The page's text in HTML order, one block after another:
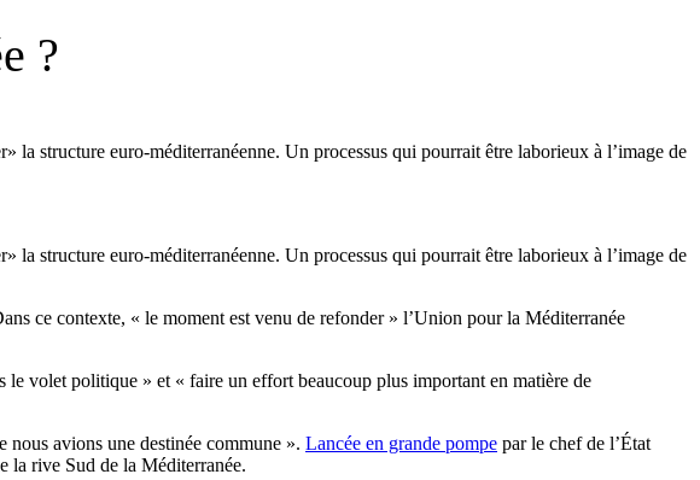
?
la structure euro-méditerranéenne. Un processus qui pourrait être laborieux à l’image de
la structure euro-méditerranéenne. Un processus qui pourrait être laborieux à l’image de
ce contexte, « le moment est venu de refonder » l’Union pour la Méditerranée
volet politique » et « faire un effort beaucoup plus important en matière de
nous avions une destinée commune ». Lancée en grande pompe par le chef de l’État
la rive Sud de la Méditerranée.